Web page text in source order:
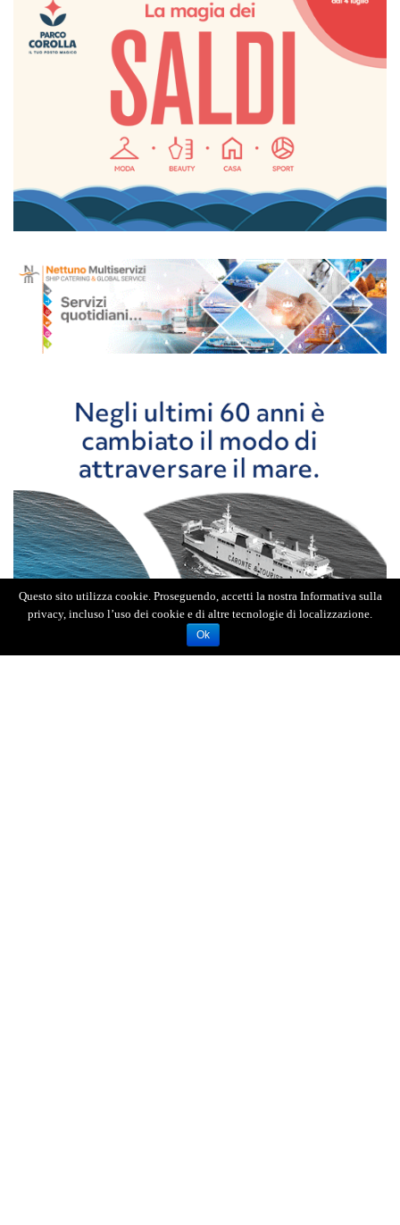
Questo sito utilizza cookie. Proseguendo, accetti la nostra Informativa sulla
privacy, incluso l’uso dei cookie e di altre tecnologie di localizzazione.
Ok